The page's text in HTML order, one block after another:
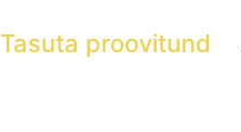
Tasuta proovitund